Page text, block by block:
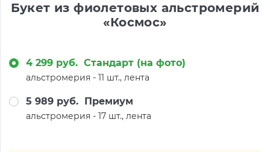
Букет из фиолетовых альстромерий
«Космос»
4 299 руб. Стандарт (на фото)
альстромерия - 11 шт., лента
5 989 руб. Премиум
альстромерия - 17 шт., лента